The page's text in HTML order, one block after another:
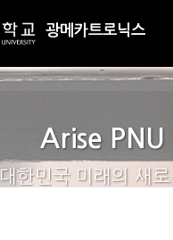
광메카트로닉스
Arise PNU
대한민국 미래의 새